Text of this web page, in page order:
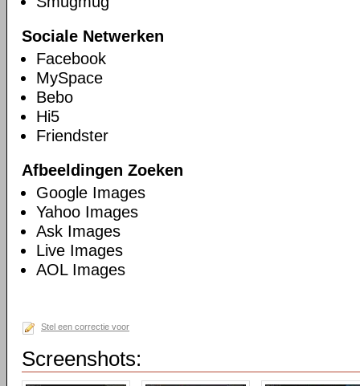
Sociale Netwerken
Facebook
MySpace
Bebo
Hi5
Friendster
Afbeeldingen Zoeken
Google Images
Yahoo Images
Ask Images
Live Images
AOL Images
Stel een correctie voor
Screenshots: